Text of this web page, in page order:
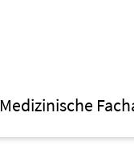
Medizinische